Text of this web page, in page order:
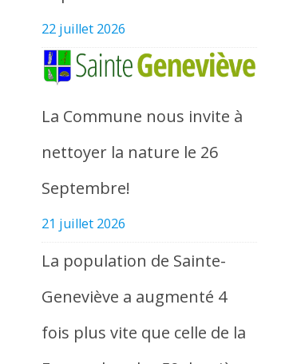
22 juillet 2026
La Commune nous invite à
nettoyer la nature le 26
Septembre!
21 juillet 2026
La population de Sainte-
Geneviève a augmenté 4
fois plus vite que celle de la